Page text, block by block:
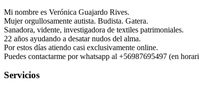
Mi nombre es Verónica Guajardo Rives.
Mujer orgullosamente autista. Budista. Gatera.
Sanadora, vidente, investigadora de textiles patrimoniales.
22 años ayudando a desatar nudos del alma.
Por estos días atiendo casi exclusivamente online.
Puedes contactarme por whatsapp al +56987695497 (en
Servicios